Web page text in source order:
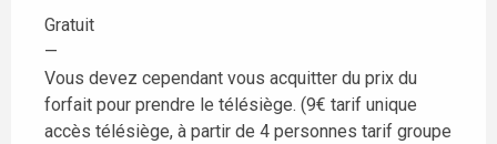
Gratuit
—
Vous devez cependant vous acquitter du prix du
forfait pour prendre le télésiège. (9€ tarif unique
accès télésiège, à partir de 4 personnes tarif groupe